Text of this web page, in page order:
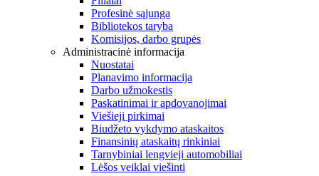
Profesinė sąjunga
Bibliotekos taryba
Komisijos, darbo grupės
Administracinė informacija
Nuostatai
Planavimo informacija
Darbo užmokestis
Paskatinimai ir apdovanojimai
Viešieji pirkimai
Biudžeto vykdymo ataskaitos
Finansinių ataskaitų rinkiniai
Tarnybiniai lengvieji automobiliai
Lėšos veiklai viešinti